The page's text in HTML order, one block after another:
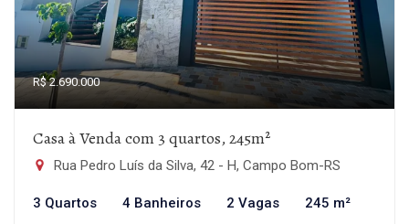
R$ 2.690.000
Casa à Venda com 3 quartos, 245m²
Rua Pedro Luís da Silva, 42 - H, Campo Bom-RS
3 Quartos 4 Banheiros 2 Vagas 245 m²